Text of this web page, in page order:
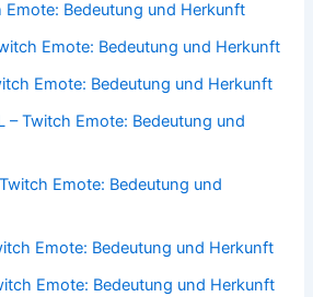
Emote: Bedeutung und Herkunft
Emote: Bedeutung und Herkunft
Emote: Bedeutung und Herkunft
– Twitch Emote: Bedeutung und
Emote: Bedeutung und
Emote: Bedeutung und Herkunft
Emote: Bedeutung und Herkunft